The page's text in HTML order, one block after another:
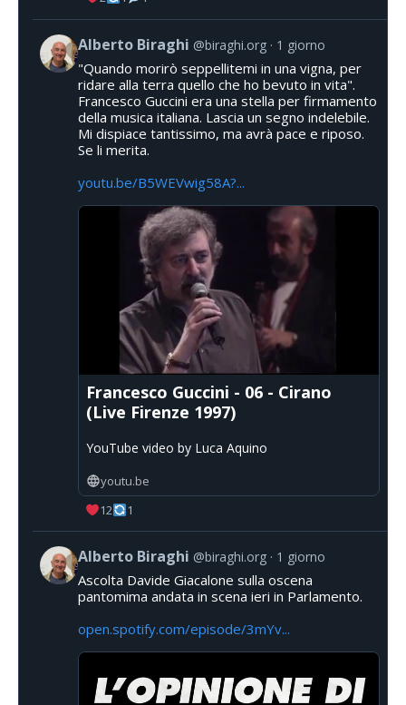
Alberto Biraghi @biraghi.org 1 giorno
"Quando morirò seppellitemi in una vigna, per
ridare alla terra quello che ho bevuto in vita".
Francesco Guccini era una stella per firmamento
della musica italiana. Lascia un segno indelebile.
Mi dispiace tantissimo, ma avrà pace e riposo.
Se li merita.
youtu.be/B5WEVwig58A?...
Francesco Guccini - 06 - Cirano
(Live Firenze 1997)
YouTube video by Luca Aquino
youtu.be
12
1
Alberto Biraghi @biraghi.org 1 giorno
Ascolta Davide Giacalone sulla oscena
pantomima andata in scena ieri in Parlamento.
open.spotify.com/episode/3mYv...